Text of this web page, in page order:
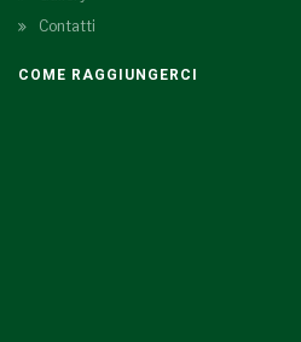
Contatti
COME RAGGIUNGERCI